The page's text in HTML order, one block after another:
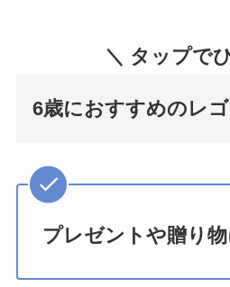
＼ タップで
6歳におすすめのレゴ
プレゼントや贈り